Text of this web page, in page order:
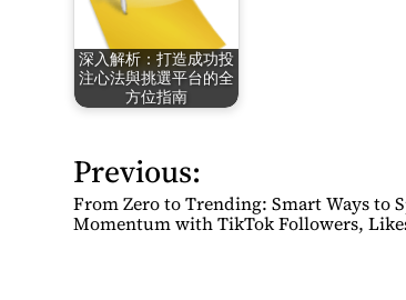
深入解析：打造成功投
注心法與挑選平台的全
方位指南
P
o
s
Previous:
From Zero to Trending: Smart Ways to
Momentum with TikTok Followers,